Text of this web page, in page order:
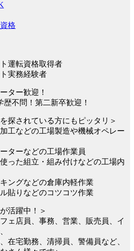
格
運転資格取得者
実務経験者
ター歓迎！
不問！第二新卒歓迎！
探されている方にもピッタリ＞
工などの工場製造や機械オペレー
ターなどの工場作業員
った組立・組み付けなどの工場内
ングなどの倉庫内軽作業
貼りなどのコツコツ作業
活躍中！＞
ェ店員、事務、営業、販売員、イ
在宅勤務、清掃員、警備員など、